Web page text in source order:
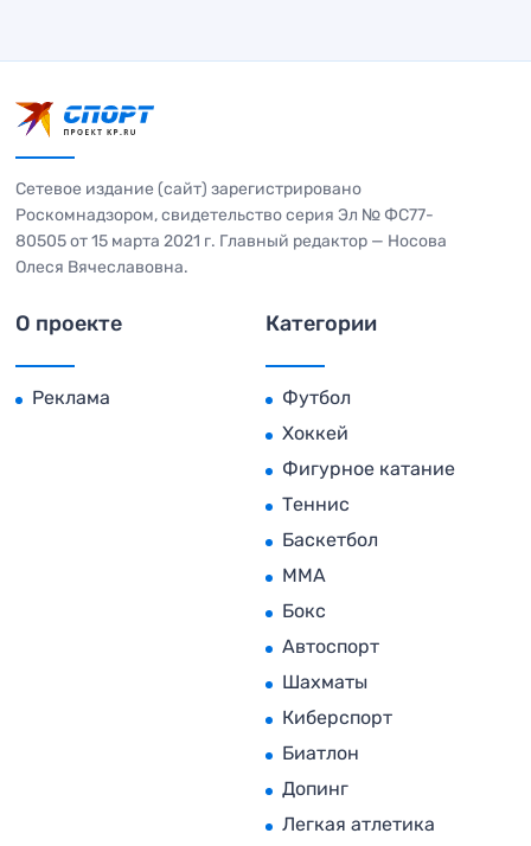
Сетевое издание (сайт) зарегистрировано
Роскомнадзором, свидетельство серия Эл № ФС77-
80505 от 15 марта 2021 г. Главный редактор — Носова
Олеся Вячеславовна.
О проекте
Реклама
Категории
Футбол
Хоккей
Фигурное катание
Теннис
Баскетбол
MMA
Бокс
Автоспорт
Шахматы
Киберспорт
Биатлон
Допинг
Легкая атлетика